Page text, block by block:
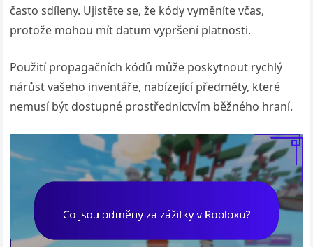
často sdíleny. Ujistěte se, že kódy vyměníte včas,
protože mohou mít datum vypršení platnosti.
Použití propagačních kódů může poskytnout rychlý
nárůst vašeho inventáře, nabízející předměty, které
nemusí být dostupné prostřednictvím běžného hraní.